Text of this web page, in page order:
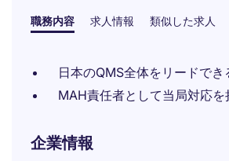
職務内容 求人情報 類似した求人
日本のQMS全体をリードでき
MAH責任者として当局対応を
企業情報